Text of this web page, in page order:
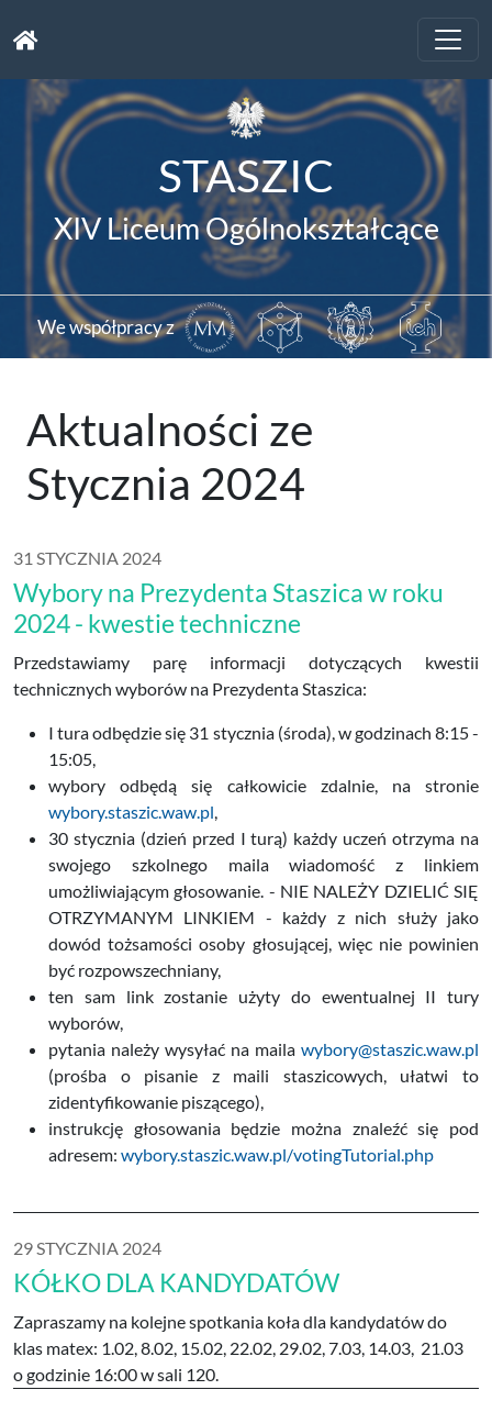
Toggle
STASZIC
XIV Liceum Ogólnokształcące
We współpracy z
Aktualności ze
Stycznia 2024
31 STYCZNIA 2024
Wybory na Prezydenta Staszica w roku
2024 - kwestie techniczne
Przedstawiamy parę informacji dotyczących kwestii
technicznych wyborów na Prezydenta Staszica:
I tura odbędzie się 31 stycznia (środa), w godzinach 8:15 -
15:05,
wybory odbędą się całkowicie zdalnie, na stronie
wybory.staszic.waw.pl,
30 stycznia (dzień przed I turą) każdy uczeń otrzyma na
swojego szkolnego maila wiadomość z linkiem
umożliwiającym głosowanie. - NIE NALEŻY DZIELIĆ SIĘ
OTRZYMANYM LINKIEM - każdy z nich służy jako
dowód tożsamości osoby głosującej, więc nie powinien
być rozpowszechniany,
ten sam link zostanie użyty do ewentualnej II tury
wyborów,
pytania należy wysyłać na maila wybory@staszic.waw.pl
(prośba o pisanie z maili staszicowych, ułatwi to
zidentyfikowanie piszącego),
instrukcję głosowania będzie można znaleźć się pod
adresem: wybory.staszic.waw.pl/votingTutorial.php
29 STYCZNIA 2024
KÓŁKO DLA KANDYDATÓW
Zapraszamy na kolejne spotkania koła dla kandydatów do
klas matex: 1.02, 8.02, 15.02, 22.02, 29.02, 7.03, 14.03, 21.03
o godzinie 16:00 w sali 120.